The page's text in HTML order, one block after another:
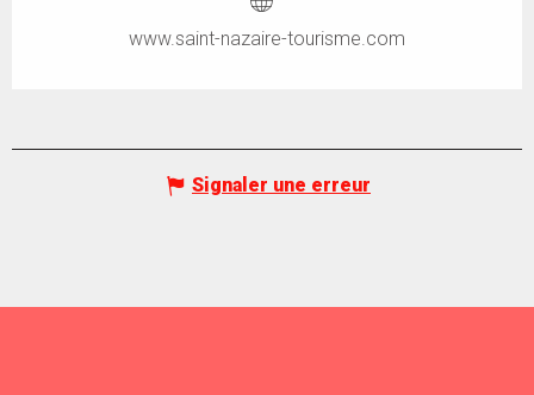
www.saint-nazaire-tourisme.com
Signaler une erreur